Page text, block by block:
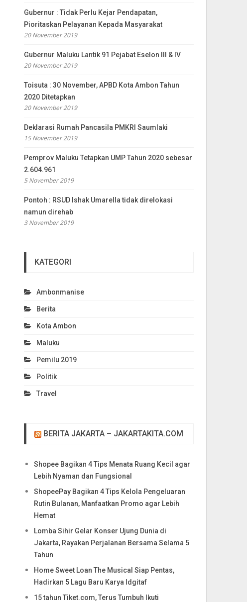
Gubernur : Tidak Perlu Kejar Pendapatan,
Pioritaskan Pelayanan Kepada Masyarakat
20 November 2019
Gubernur Maluku Lantik 91 Pejabat Eselon III & IV
20 November 2019
Toisuta : 30 November, APBD Kota Ambon Tahun
2020 Ditetapkan
20 November 2019
Deklarasi Rumah Pancasila PMKRI Saumlaki
15 November 2019
Pemprov Maluku Tetapkan UMP Tahun 2020 sebesar
2.604.961
5 November 2019
Pontoh : RSUD Ishak Umarella tidak direlokasi
namun direhab
3 November 2019
KATEGORI
Ambonmanise
Berita
Kota Ambon
Maluku
Pemilu 2019
Politik
Travel
BERITA JAKARTA – JAKARTAKITA.COM
Shopee Bagikan 4 Tips Menata Ruang Kecil agar
Lebih Nyaman dan Fungsional
ShopeePay Bagikan 4 Tips Kelola Pengeluaran
Rutin Bulanan, Manfaatkan Promo agar Lebih
Hemat
Lomba Sihir Gelar Konser Ujung Dunia di
Jakarta, Rayakan Perjalanan Bersama Selama 5
Tahun
Home Sweet Loan The Musical Siap Pentas,
Hadirkan 5 Lagu Baru Karya Idgitaf
15 tahun Tiket.com, Terus Tumbuh Ikuti